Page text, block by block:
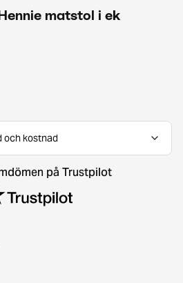
matstol i ek
och kostnad
på Trustpilot